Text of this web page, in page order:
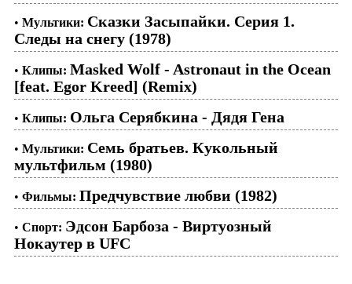
• Мультики: Сказки Засыпайки. Серия 1.
Следы на снегу (1978)
• Клипы: Masked Wolf - Astronaut in the Ocean
[feat. Egor Kreed] (Remix)
• Клипы: Ольга Серябкина - Дядя Гена
• Мультики: Семь братьев. Кукольный
мультфильм (1980)
• Фильмы: Предчувствие любви (1982)
• Спорт: Эдсон Барбоза - Виртуозный
Нокаутер в UFC